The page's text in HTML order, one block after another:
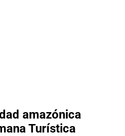
amazónica
Turística